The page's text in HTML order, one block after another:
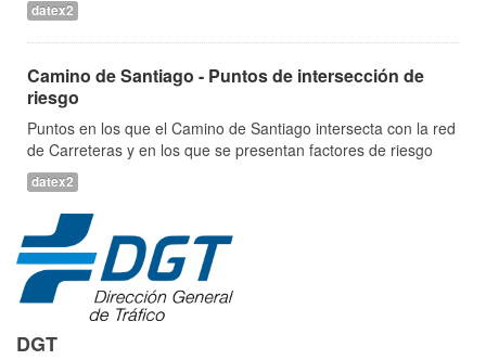
datex2
Camino de Santiago - Puntos de intersección de
riesgo
Puntos en los que el Camino de Santiago intersecta con la red
de Carreteras y en los que se presentan factores de riesgo
datex2
DGT